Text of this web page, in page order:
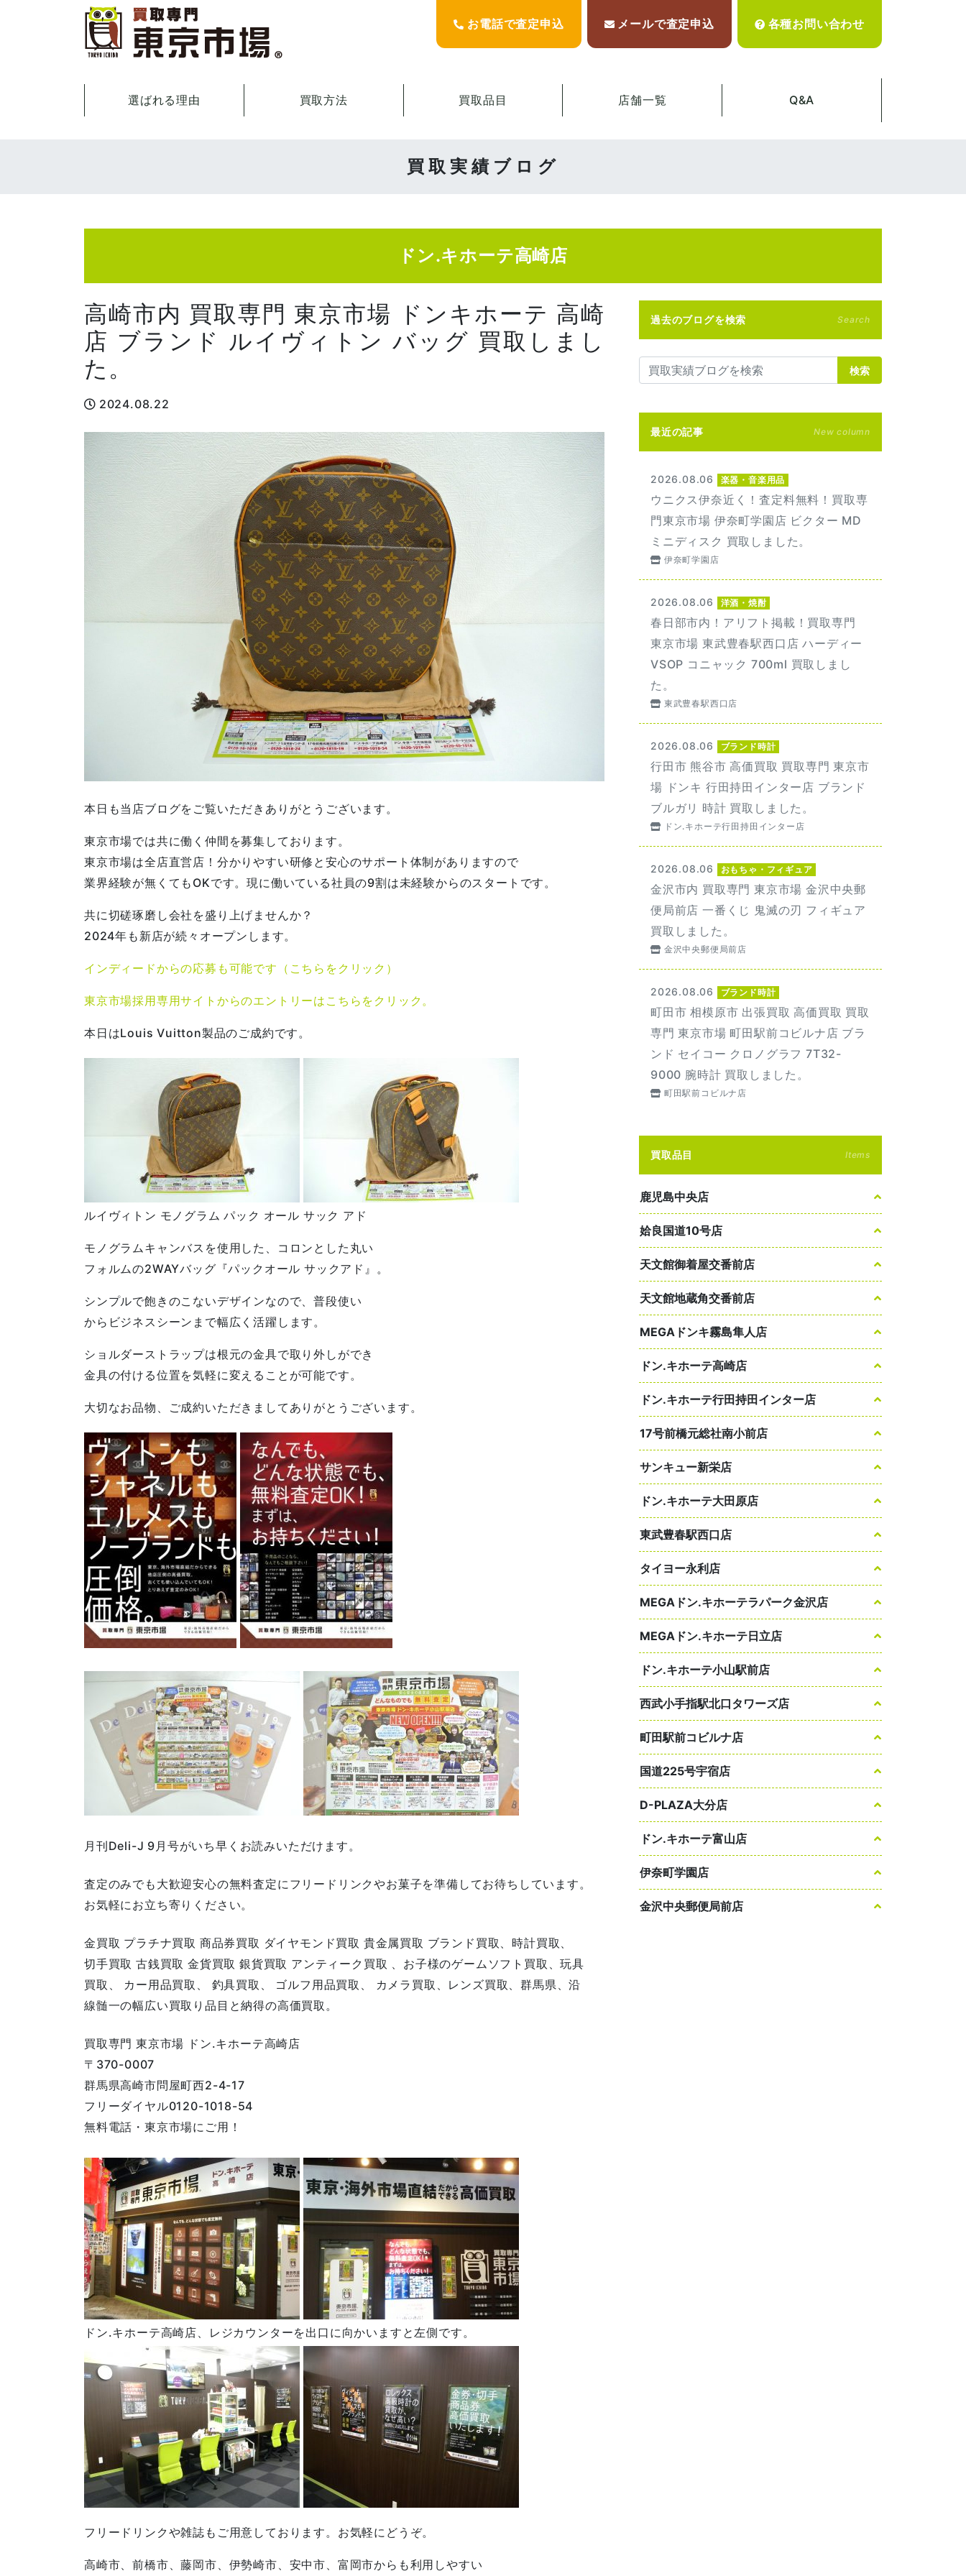
お電話で査定申込 メールで査定申込 各種お問い合わせ
選ばれる理由 買取方法 買取品目 店舗一覧 Q&A
買取実績ブログ
ドン.キホーテ高崎店
高崎市内 買取専門 東京市場 ドンキホーテ 高崎
店 ブランド ルイヴィトン バッグ 買取しまし
た。
2024.08.22
本日も当店ブログをご覧いただきありがとうございます。
東京市場では共に働く仲間を募集しております。
東京市場は全店直営店！分かりやすい研修と安心のサポート体制がありますので
業界経験が無くてもOKです。現に働いている社員の9割は未経験からのスタートです。
共に切磋琢磨し会社を盛り上げませんか？
2024年も新店が続々オープンします。
インディードからの応募も可能です（こちらをクリック）
東京市場採用専用サイトからのエントリーはこちらをクリック。
本日はLouis Vuitton製品のご成約です。
ルイヴィトン モノグラム パック オール サック アド
モノグラムキャンバスを使用した、コロンとした丸い
フォルムの2WAYバッグ『パックオール サックアド』。
シンプルで飽きのこないデザインなので、普段使い
からビジネスシーンまで幅広く活躍します。
ショルダーストラップは根元の金具で取り外しができ
金具の付ける位置を気軽に変えることが可能です。
大切なお品物、ご成約いただきましてありがとうございます。
月刊Deli-J 9月号がいち早くお読みいただけます。
査定のみでも大歓迎安心の無料査定にフリードリンクやお菓子を準備してお待ちしています。
お気軽にお立ち寄りください。
金買取 プラチナ買取 商品券買取 ダイヤモンド買取 貴金属買取 ブランド買取、時計買取、
切手買取 古銭買取 金貨買取 銀貨買取 アンティーク買取 、お子様のゲームソフト買取、玩具
買取、 カー用品買取、 釣具買取、 ゴルフ用品買取、 カメラ買取、レンズ買取、群馬県、沿
線髄一の幅広い買取り品目と納得の高価買取。
買取専門 東京市場 ドン.キホーテ高崎店
〒370-0007
群馬県高崎市問屋町西2-4-17
フリーダイヤル0120-1018-54
無料電話・東京市場にご用！
ドン.キホーテ高崎店、レジカウンターを出口に向かいますと左側です。
フリードリンクや雑誌もご用意しております。お気軽にどうぞ。
高崎市、前橋市、藤岡市、伊勢崎市、安中市、富岡市からも利用しやすい
過去のブログを検索 Search
検索
最近の記事 New column
2026.08.06 楽器・音楽用品
ウニクス伊奈近く！査定料無料！買取専
門東京市場 伊奈町学園店 ビクター MD
ミニディスク 買取しました。
伊奈町学園店
2026.08.06 洋酒・焼酎
春日部市内！アリフト掲載！買取専門
東京市場 東武豊春駅西口店 ハーディー
VSOP コニャック 700ml 買取しまし
た。
東武豊春駅西口店
2026.08.06 ブランド時計
行田市 熊谷市 高価買取 買取専門 東京市
場 ドンキ 行田持田インター店 ブランド
ブルガリ 時計 買取しました。
ドン.キホーテ行田持田インター店
2026.08.06 おもちゃ・フィギュア
金沢市内 買取専門 東京市場 金沢中央郵
便局前店 一番くじ 鬼滅の刃 フィギュア
買取しました。
金沢中央郵便局前店
2026.08.06 ブランド時計
町田市 相模原市 出張買取 高価買取 買取
専門 東京市場 町田駅前コビルナ店 ブラ
ンド セイコー クロノグラフ 7T32-
9000 腕時計 買取しました。
町田駅前コビルナ店
買取品目 Items
鹿児島中央店
姶良国道10号店
天文館御着屋交番前店
天文館地蔵角交番前店
MEGAドンキ霧島隼人店
ドン.キホーテ高崎店
ドン.キホーテ行田持田インター店
17号前橋元総社南小前店
サンキュー新栄店
ドン.キホーテ大田原店
東武豊春駅西口店
タイヨー永利店
MEGAドン.キホーテラパーク金沢店
MEGAドン.キホーテ日立店
ドン.キホーテ小山駅前店
西武小手指駅北口タワーズ店
町田駅前コビルナ店
国道225号宇宿店
D-PLAZA大分店
ドン.キホーテ富山店
伊奈町学園店
金沢中央郵便局前店